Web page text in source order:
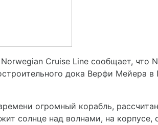
Cruise Line сообщает, что
дока Верфи Мейера
огромный корабль,
солнце над волнами, на